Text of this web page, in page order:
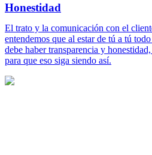
Honestidad
El trato y la comunicación con el
entendemos que al estar de tú a tú
debe haber transparencia y
para que eso siga siendo así.